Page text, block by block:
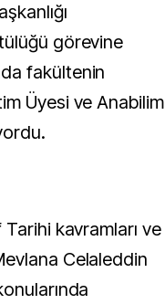
görevine
fakültenin
Üyesi ve Anabilim
Tarihi kavramları ve
Celaleddin